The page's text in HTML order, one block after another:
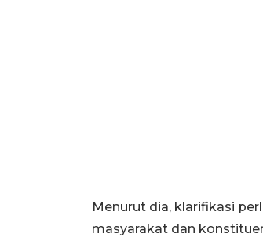
Menurut dia, klarifikasi
masyarakat dan